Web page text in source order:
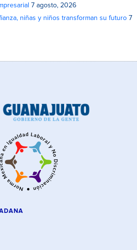
7 agosto, 2026
niñas y niños transforman su futuro 7